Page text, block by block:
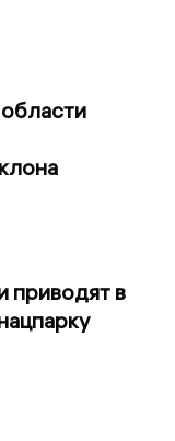
приводят в